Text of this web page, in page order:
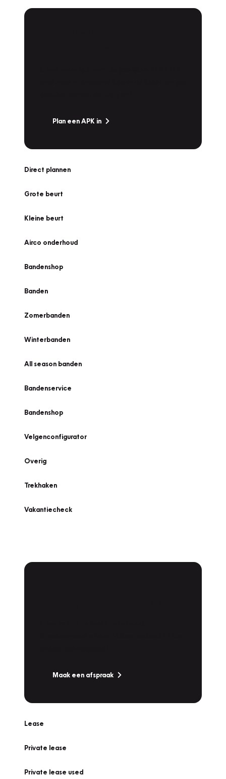
Plan een APK in
Direct plannen
Grote beurt
Kleine beurt
Airco onderhoud
Bandenshop
Banden
Zomerbanden
Winterbanden
All season banden
Bandenservice
Bandenshop
Velgenconfigurator
Overig
Trekhaken
Vakantiecheck
Maak een afspraak
Lease
Private lease
Private lease used